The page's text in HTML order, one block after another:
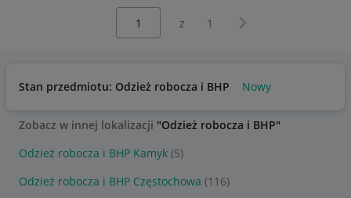
z 1 Następna strona
Stan przedmiotu: Odzież robocza i BHP Nowy
Zobacz w innej lokalizacji "Odzież robocza i BHP"
Odzież robocza i BHP Kamyk (5)
Odzież robocza i BHP Częstochowa (116)